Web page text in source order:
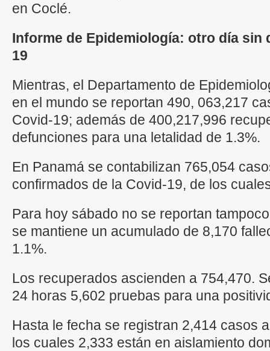
en Coclé.
Informe de Epidemiología: otro día sin
19
Mientras, el Departamento de
en el mundo se reportan 490, 063,217
Covid-19; además de 400,217,996
defunciones para una letalidad de 1.3%.
En Panamá se contabilizan 765,054
confirmados de la Covid-19, de los
Para hoy sábado no se reportan
se mantiene un acumulado de 8,170
1.1%.
Los recuperados ascienden a 754,470.
24 horas 5,602 pruebas para una
Hasta le fecha se registran 2,414 casos
los cuales 2,333 están en aislamiento